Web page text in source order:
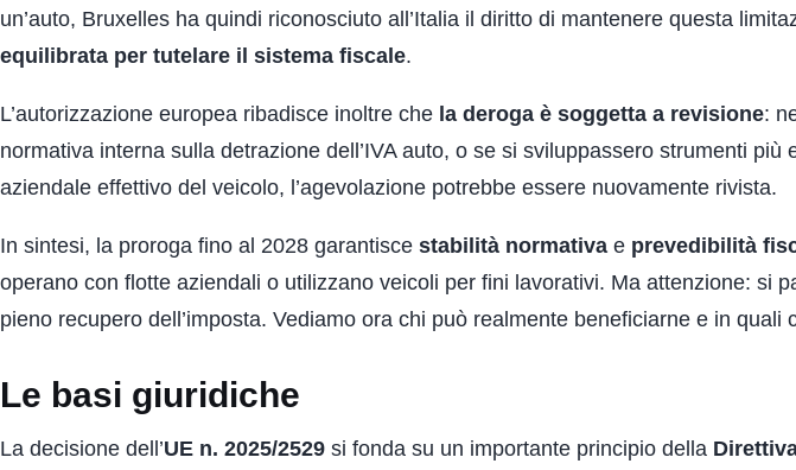
un’auto, Bruxelles ha quindi riconosciuto all’Italia il diritto di mantenere questa
equilibrata per tutelare il sistema fiscale.
L’autorizzazione europea ribadisce inoltre che la deroga è soggetta a revisione:
normativa interna sulla detrazione dell’IVA auto, o se si sviluppassero strumenti più
aziendale effettivo del veicolo, l’agevolazione potrebbe essere nuovamente rivista.
In sintesi, la proroga fino al 2028 garantisce stabilità normativa e prevedibilità
operano con flotte aziendali o utilizzano veicoli per fini lavorativi. Ma attenzione: si
pieno recupero dell’imposta. Vediamo ora chi può realmente beneficiarne e in quali
Le basi giuridiche
La decisione dell’UE n. 2025/2529 si fonda su un importante principio della